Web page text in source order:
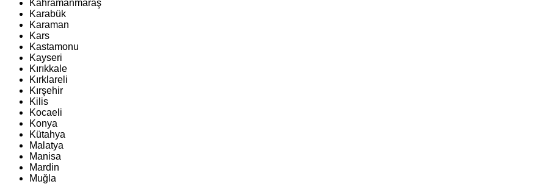
Kahramanmaraş
Karabük
Karaman
Kars
Kastamonu
Kayseri
Kırıkkale
Kırklareli
Kırşehir
Kilis
Kocaeli
Konya
Kütahya
Malatya
Manisa
Mardin
Muğla